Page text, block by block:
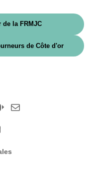
de la FRMJC
de Côte d'or